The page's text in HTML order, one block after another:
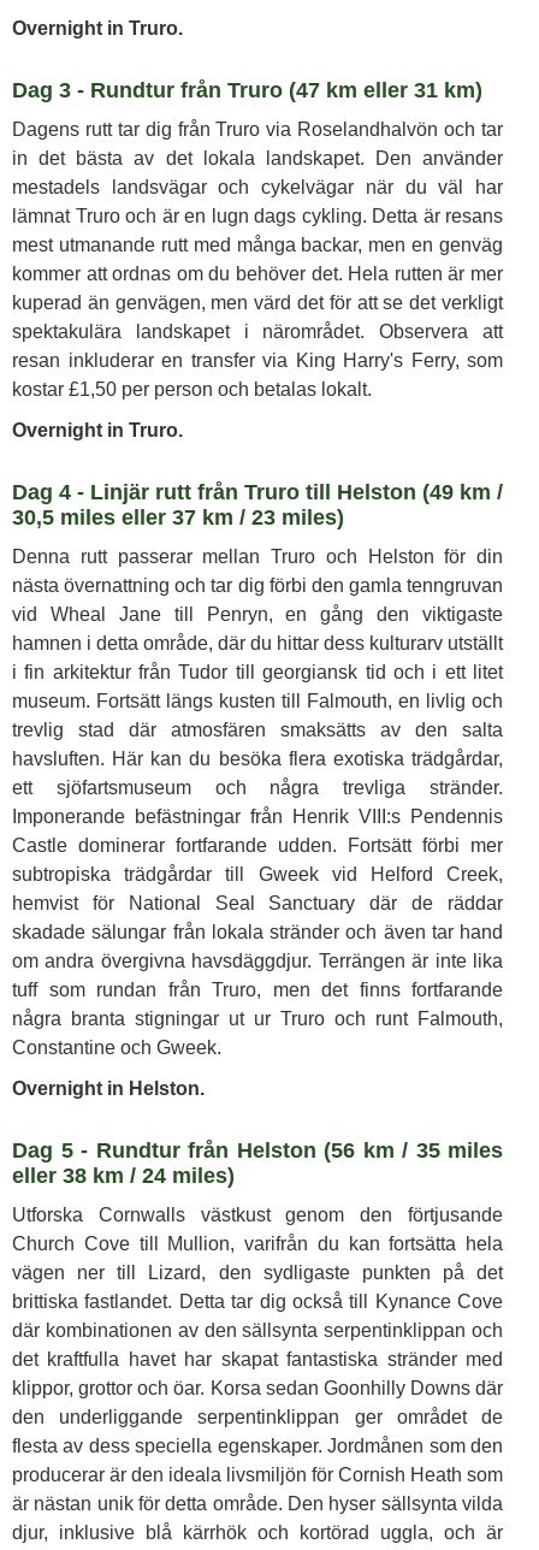
Overnight in Truro.
Dag 3 - Rundtur från Truro (47 km eller 31 km)
Dagens rutt tar dig från Truro via Roselandhalvön och tar
in det bästa av det lokala landskapet. Den använder
mestadels landsvägar och cykelvägar när du väl har
lämnat Truro och är en lugn dags cykling. Detta är resans
mest utmanande rutt med många backar, men en genväg
kommer att ordnas om du behöver det. Hela rutten är mer
kuperad än genvägen, men värd det för att se det verkligt
spektakulära landskapet i närområdet. Observera att
resan inkluderar en transfer via King Harry's Ferry, som
kostar £1,50 per person och betalas lokalt.
Overnight in Truro.
Dag 4 - Linjär rutt från Truro till Helston (49 km /
30,5 miles eller 37 km / 23 miles)
Denna rutt passerar mellan Truro och Helston för din
nästa övernattning och tar dig förbi den gamla tenngruvan
vid Wheal Jane till Penryn, en gång den viktigaste
hamnen i detta område, där du hittar dess kulturarv utställt
i fin arkitektur från Tudor till georgiansk tid och i ett litet
museum. Fortsätt längs kusten till Falmouth, en livlig och
trevlig stad där atmosfären smaksätts av den salta
havsluften. Här kan du besöka flera exotiska trädgårdar,
ett sjöfartsmuseum och några trevliga stränder.
Imponerande befästningar från Henrik VIII:s Pendennis
Castle dominerar fortfarande udden. Fortsätt förbi mer
subtropiska trädgårdar till Gweek vid Helford Creek,
hemvist för National Seal Sanctuary där de räddar
skadade sälungar från lokala stränder och även tar hand
om andra övergivna havsdäggdjur. Terrängen är inte lika
tuff som rundan från Truro, men det finns fortfarande
några branta stigningar ut ur Truro och runt Falmouth,
Constantine och Gweek.
Overnight in Helston.
Dag 5 - Rundtur från Helston (56 km / 35 miles
eller 38 km / 24 miles)
Utforska Cornwalls västkust genom den förtjusande
Church Cove till Mullion, varifrån du kan fortsätta hela
vägen ner till Lizard, den sydligaste punkten på det
brittiska fastlandet. Detta tar dig också till Kynance Cove
där kombinationen av den sällsynta serpentinklippan och
det kraftfulla havet har skapat fantastiska stränder med
klippor, grottor och öar. Korsa sedan Goonhilly Downs där
den underliggande serpentinklippan ger området de
flesta av dess speciella egenskaper. Jordmånen som den
producerar är den ideala livsmiljön för Cornish Heath som
är nästan unik för detta område. Den hyser sällsynta vilda
djur, inklusive blå kärrhök och kortörad uggla, och är